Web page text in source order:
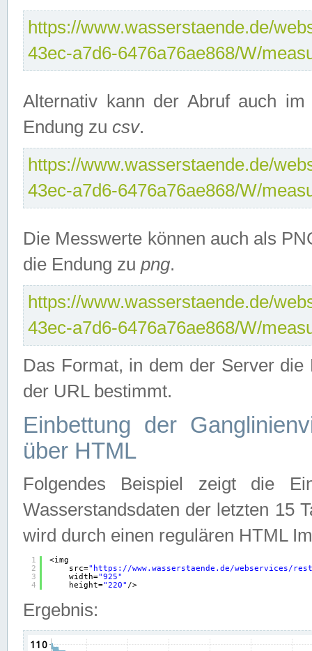
https://www.wasserstaende.de/
43ec-a7d6-6476a76ae868/W/
Alternativ kann der Abruf auch
Endung zu csv.
https://www.wasserstaende.de/
43ec-a7d6-6476a76ae868/W/
Die Messwerte können auch als
die Endung zu png.
https://www.wasserstaende.de/
43ec-a7d6-6476a76ae868/W/
Das Format, in dem der Server
der URL bestimmt.
Einbettung der
über HTML
Folgendes Beispiel zeigt die
Wasserstandsdaten der letzten 15
wird durch einen regulären HTML
1
2
3
4
<img
src=" https://www.wasserstaende.de/webservices/
width="925"
height="220" />
Ergebnis: